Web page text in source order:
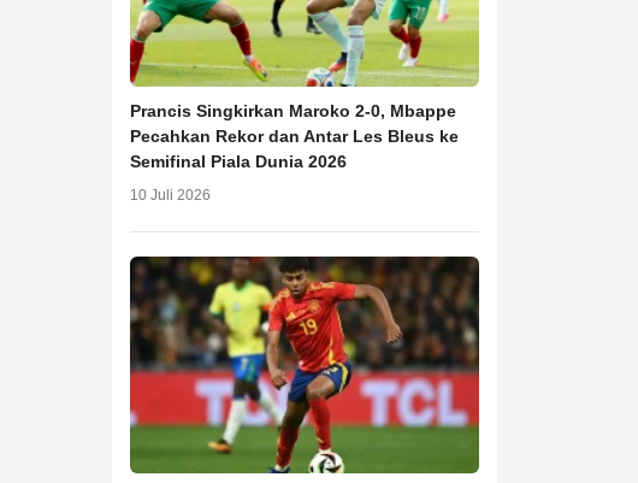
Prancis Singkirkan Maroko 2-0, Mbappe
Pecahkan Rekor dan Antar Les Bleus ke
Semifinal Piala Dunia 2026
10 Juli 2026